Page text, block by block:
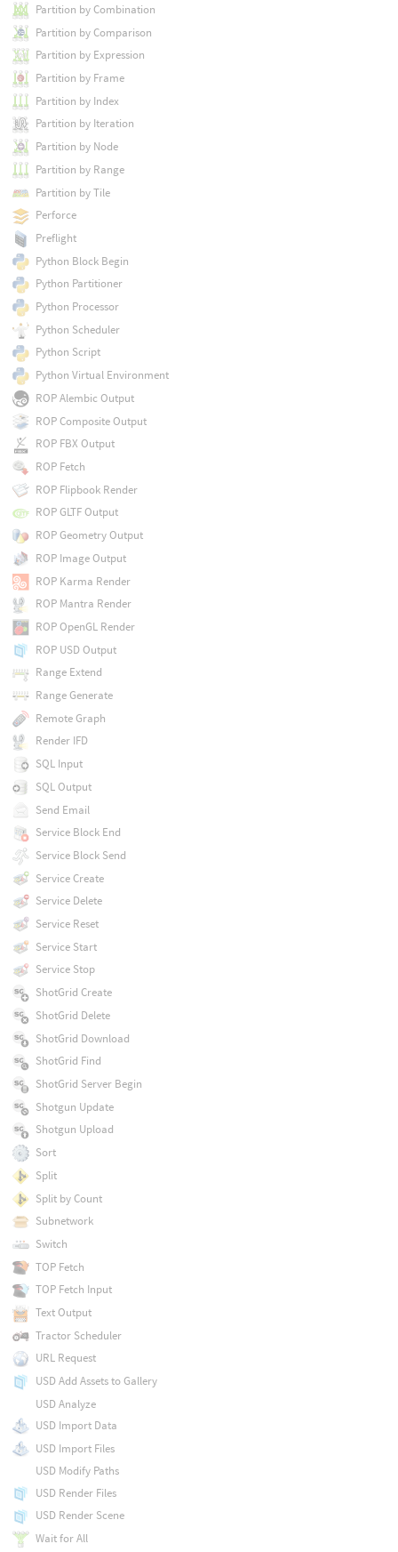
Partition by Combination
Partition by Comparison
Partition by Expression
Partition by Frame
Partition by Index
Partition by Iteration
Partition by Node
Partition by Range
Partition by Tile
Perforce
Preflight
Python Block Begin
Python Partitioner
Python Processor
Python Scheduler
Python Script
Python Virtual Environment
ROP Alembic Output
ROP Composite Output
ROP FBX Output
ROP Fetch
ROP Flipbook Render
ROP GLTF Output
ROP Geometry Output
ROP Image Output
ROP Karma Render
ROP Mantra Render
ROP OpenGL Render
ROP USD Output
Range Extend
Range Generate
Remote Graph
Render IFD
SQL Input
SQL Output
Send Email
Service Block End
Service Block Send
Service Create
Service Delete
Service Reset
Service Start
Service Stop
ShotGrid Create
ShotGrid Delete
ShotGrid Download
ShotGrid Find
ShotGrid Server Begin
Shotgun Update
Shotgun Upload
Sort
Split
Split by Count
Subnetwork
Switch
TOP Fetch
TOP Fetch Input
Text Output
Tractor Scheduler
URL Request
USD Add Assets to Gallery
USD Analyze
USD Import Data
USD Import Files
USD Modify Paths
USD Render Files
USD Render Scene
Wait for All